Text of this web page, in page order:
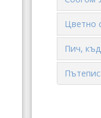
Цветно
Пич,